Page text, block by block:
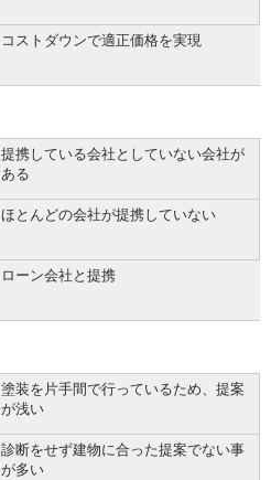
コストダウンで適正価格を実現
提携している会社としていない会社が
ある
ほとんどの会社が提携していない
ローン会社と提携
塗装を片手間で行っているため、提案
が浅い
診断をせず建物に合った提案でない事
が多い